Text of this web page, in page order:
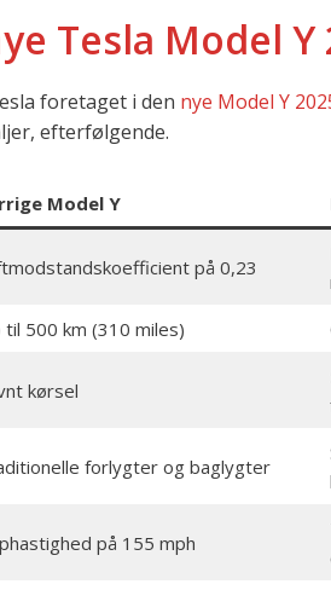
Tesla Model Y
foretaget i den nye Model Y
efterfølgende.
Model Y
på 0,23
til 500 km (310 miles)
kørsel
forlygter og baglygter
på 155 mph